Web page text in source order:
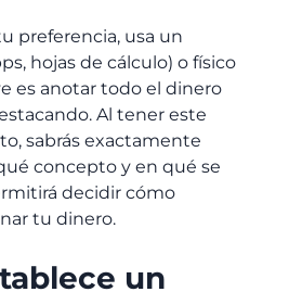
preferencia, usa un
hojas de cálculo) o físico
es anotar todo el dinero
Al tener este
sabrás exactamente
concepto y en qué se
decidir cómo
tu dinero.
un